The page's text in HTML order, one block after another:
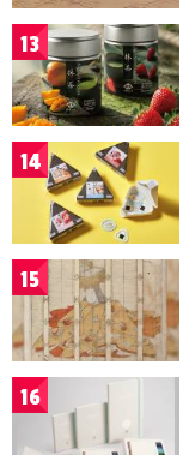
13
14
15
16